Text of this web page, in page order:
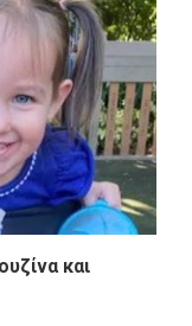
και